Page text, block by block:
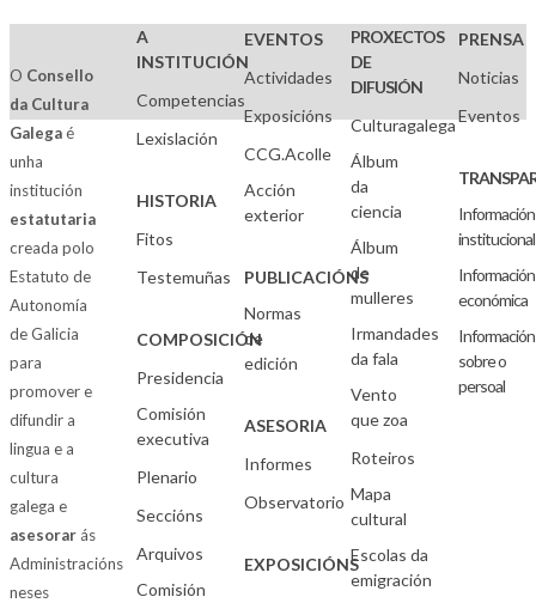
O Consello
da Cultura
Galegaé
unha
institución
estatutaria
creada polo
Estatuto de
Autonomía
de Galicia
para
promover e
difundir a
lingua e a
cultura
galega e
asesorarás
Administracións
neses
A
INSTITUCIÓN
Competencias
Lexislación
HISTORIA
Fitos
Testemuñas
COMPOSICIÓN
Presidencia
Comisión
executiva
Plenario
Seccións
Arquivos
Comisión
EVENTOS
Actividades
Exposicións
CCG.Acolle
Acción
exterior
PUBLICACIÓNS
Normas
de
edición
ASESORIA
Informes
Observatorio
EXPOSICIÓNS
PROXECTOS
DE
DIFUSIÓN
Culturagalega
Álbum
da
ciencia
Álbum
de
mulleres
Irmandades
da fala
Vento
que zoa
Roteiros
Mapa
cultural
Escolas da
emigración
PRENSA
Noticias
Eventos
Información
institucional
Información
económica
Información
sobre o
persoal